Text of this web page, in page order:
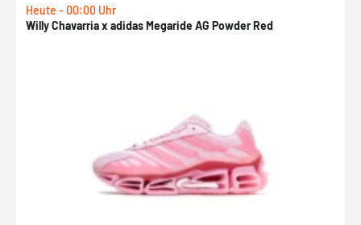
Heute - 00:00 Uhr
Willy Chavarria x adidas Megaride AG Powder Red